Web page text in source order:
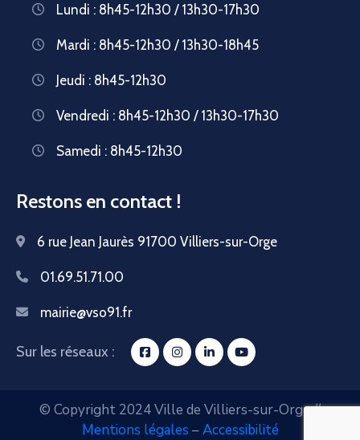
Lundi : 8h45-12h30 / 13h30-17h30
Mardi : 8h45-12h30 / 13h30-18h45
Jeudi : 8h45-12h30
Vendredi : 8h45-12h30 / 13h30-17h30
Samedi : 8h45-12h30
Restons en contact !
6 rue Jean Jaurès 91700 Villiers-sur-Orge
01.69.51.71.00
mairie@vso91.fr
Sur les réseaux :
© Copyright 2024 Ville de Villiers-sur-Orge //
Mentions légales –Accessibilité